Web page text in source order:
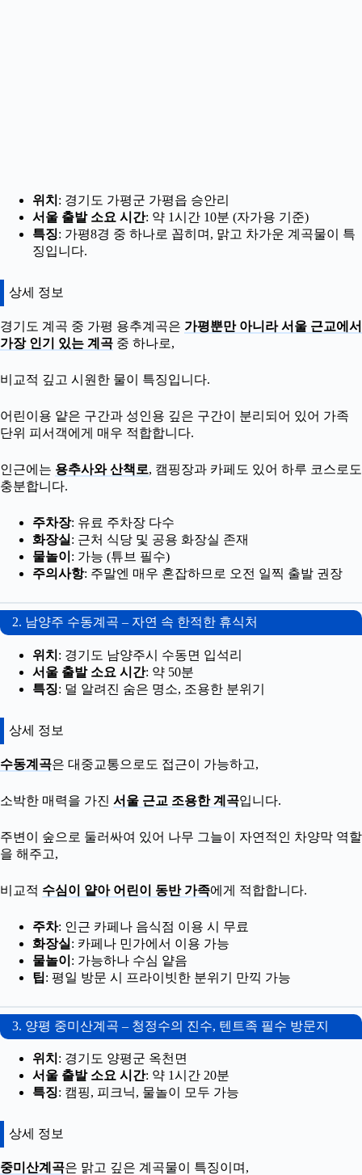
위치 : 경기도 가평군 가평읍 승안리
서울 출발 소요 시간: 약 1시간 10분 (자가용 기준)
특징: 가평8경 중 하나로 꼽히며, 맑고 차가운 계곡물이 특
징입니다.
상세 정보
경기도 계곡 중 가평 용추계곡은 가평뿐만 아니라 서울 근교에서
가장 인기 있는 계곡 중 하나로,
비교적 깊고 시원한 물이 특징입니다.
어린이용 얕은 구간과 성인용 깊은 구간이 분리되어 있어 가족
단위 피서객에게 매우 적합합니다.
인근에는 용추사와 산책로, 캠핑장과 카페도 있어 하루 코스로도
충분합니다.
주차장: 유료 주차장 다수
화장실 : 근처 식당 및 공용 화장실 존재
물놀이 : 가능 (튜브 필수)
주의사항: 주말엔 매우 혼잡하므로 오전 일찍 출발 권장
2. 남양주 수동계곡 – 자연 속 한적한 휴식처
위치 : 경기도 남양주시 수동면 입석리
서울 출발 소요 시간: 약 50분
특징: 덜 알려진 숨은 명소, 조용한 분위기
상세 정보
수동계곡은 대중교통으로도 접근이 가능하고,
소박한 매력을 가진 서울 근교 조용한 계곡입니다.
주변이 숲으로 둘러싸여 있어 나무 그늘이 자연적인 차양막 역할
을 해주고,
비교적 수심이 얕아 어린이 동반 가족에게 적합합니다.
주차: 인근 카페나 음식점 이용 시 무료
화장실 : 카페나 민가에서 이용 가능
물놀이 : 가능하나 수심 얕음
팁: 평일 방문 시 프라이빗한 분위기 만끽 가능
3. 양평 중미산계곡 – 청정수의 진수, 텐트족 필수 방문지
위치 : 경기도 양평군 옥천면
서울 출발 소요 시간: 약 1시간 20분
특징: 캠핑, 피크닉, 물놀이 모두 가능
상세 정보
중미산계곡은 맑고 깊은 계곡물이 특징이며,